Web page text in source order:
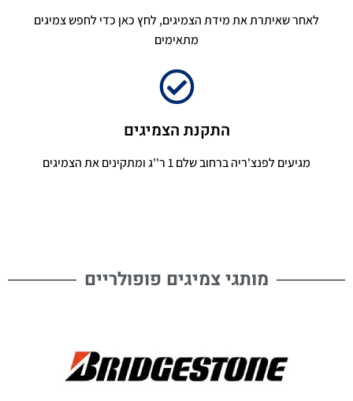
לאחר שאיתרת את מידת הצמיגים, לחץ כאן כדי לחפש צמיגים
מתאימים
התקנת הצמיגים
מגיעים לפנצ'ריה ברחוב שלם 1 ר''ג ומתקינים את הצמיגים
מותגי צמיגים פופולריים